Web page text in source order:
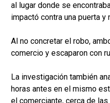
al lugar donde se
impactó contra una puerta
Al no concretar el robo,
comercio y escaparon con
La investigación también
horas antes en el mismo
el comerciante, cerca de